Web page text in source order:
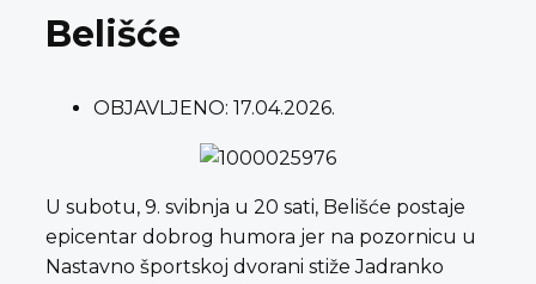
Belišće
OBJAVLJENO: 17.04.2026.
U subotu, 9. svibnja u 20 sati, Belišće postaje
epicentar dobrog humora jer na pozornicu u
Nastavno športskoj dvorani stiže Jadranko